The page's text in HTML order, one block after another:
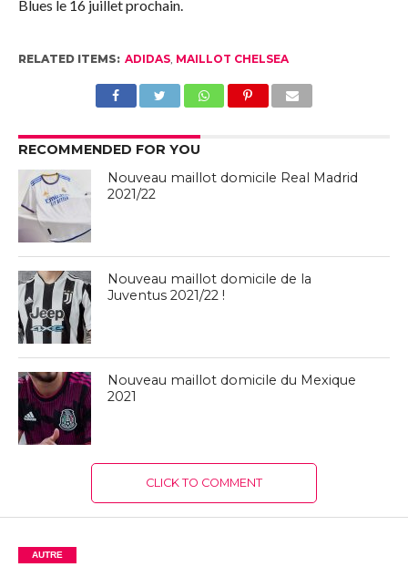
Blues le 16 juillet prochain.
RELATED ITEMS: ADIDAS, MAILLOT CHELSEA
RECOMMENDED FOR YOU
Nouveau maillot domicile Real Madrid
2021/22
Nouveau maillot domicile de la
Juventus 2021/22 !
Nouveau maillot domicile du Mexique
2021
CLICK TO COMMENT
AUTRE